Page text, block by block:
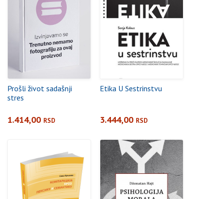
Prošli život sadašnji
stres
1.414,00 RSD
Etika U Sestrinstvu
3.444,00 RSD